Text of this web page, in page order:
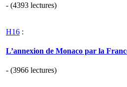
- (4393 lectures)
H16 :
L’annexion de Monaco par la
- (3966 lectures)